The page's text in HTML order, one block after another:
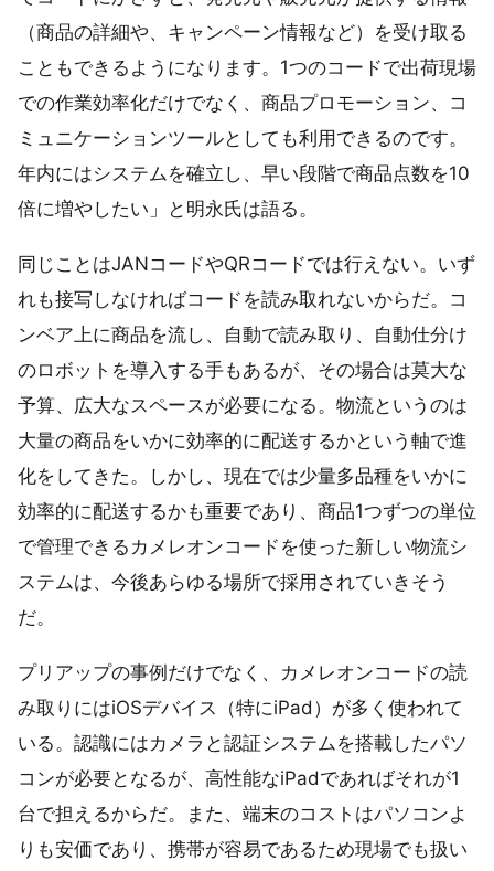
（商品の詳細や、キャンペーン情報など）を受け取る
こともできるようになります。1つのコードで出荷現場
での作業効率化だけでなく、商品プロモーション、コ
ミュニケーションツールとしても利用できるのです。
年内にはシステムを確立し、早い段階で商品点数を10
倍に増やしたい」と明永氏は語る。
同じことはJANコードやQRコードでは行えない。いず
れも接写しなければコードを読み取れないからだ。コ
ンベア上に商品を流し、自動で読み取り、自動仕分け
のロボットを導入する手もあるが、その場合は莫大な
予算、広大なスペースが必要になる。物流というのは
大量の商品をいかに効率的に配送するかという軸で進
化をしてきた。しかし、現在では少量多品種をいかに
効率的に配送するかも重要であり、商品1つずつの単位
で管理できるカメレオンコードを使った新しい物流シ
ステムは、今後あらゆる場所で採用されていきそう
だ。
プリアップの事例だけでなく、カメレオンコードの読
み取りにはiOSデバイス（特にiPad）が多く使われて
いる。認識にはカメラと認証システムを搭載したパソ
コンが必要となるが、高性能なiPadであればそれが1
台で担えるからだ。また、端末のコストはパソコンよ
りも安価であり、携帯が容易であるため現場でも扱い